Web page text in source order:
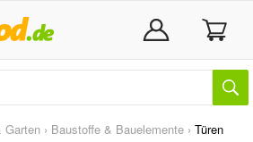
Garten › Baustoffe & Bauelemente › Türen